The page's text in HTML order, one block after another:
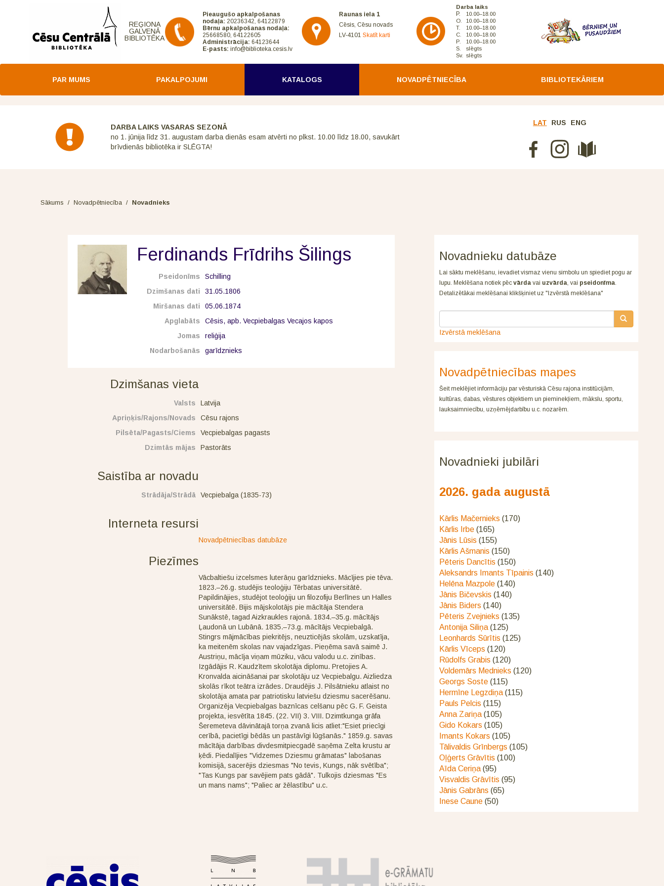
REĢIONA
GALVENĀ
BIBLIOTĒKA
Pieaugušo apkalpošanas
nodaļa: 20236342, 64122879
Bērnu apkalpošanas nodaļa:
25668580, 64122605
Administrācija: 64123644
E-pasts: info@biblioteka.cesis.lv
Raunas iela 1
Cēsis, Cēsu novads
LV-4101 Skatīt karti
Darba laiks
P.
10.00–18.00
O.
10.00–18.00
T.
10.00–18.00
C.
10.00–18.00
P.
10.00–18.00
S.
slēgts
Sv. slēgts
PAR MUMS PAKALPOJUMI KATALOGS NOVADPĒTNIECĪBA BIBLIOTEKĀRIEM
DARBA LAIKS VASARAS SEZONĀ
no 1. jūnija līdz 31. augustam darba dienās esam atvērti no plkst. 10.00 līdz 18.00, savukārt
brīvdienās bibliotēka ir SLĒGTA!
LAT RUS ENG
Novadnieku datubāze
Lai sāktu meklēšanu, ievadiet vismaz vienu simbolu un spiediet pogu ar
lupu. Meklēšana notiek pēc vārdavai uzvārda, vai pseidonīma.
Detalizētākai meklēšanai klikšķiniet uz "Izvērstā meklēšana"
Izvērstā meklēšana
Novadpētniecības mapes
Šeit meklējiet informāciju par vēsturiskā Cēsu rajona institūcijām,
kultūras, dabas, vēstures objektiem un pieminekļiem, mākslu, sportu,
lauksaimniecību, uzņēmējdarbību u.c. nozarēm.
Novadnieki jubilāri
2026. gada augustā
Kārlis Mačernieks (170)
Kārlis Irbe(165)
Jānis Lūsis (155)
Kārlis Ašmanis (150)
Pēteris Dancītis (150)
Aleksandrs Imants Tīpainis (140)
Helēna Mazpole(140)
Jānis Bičevskis (140)
Jānis Biders (140)
Pēteris Zvejnieks (135)
Antonija Siliņa(125)
Leonhards Sūrītis (125)
Kārlis Vīceps (120)
Rūdolfs Grabis (120)
Voldemārs Mednieks (120)
Georgs Soste(115)
Hermīne Legzdiņa(115)
Pauls Pelcis (115)
Anna Zariņa(105)
Gido Kokars (105)
Imants Kokars (105)
Tālivaldis Grīnbergs (105)
Oļģerts Grāvītis (100)
Aīda Ceriņa(95)
Visvaldis Grāvītis (95)
Jānis Gabrāns (65)
Inese Caune(50)
Sākums / Novadpētniecība / Novadnieks
Ferdinands Frīdrihs Šilings
Pseidonīms
Schilling
Dzimšanas dati
31.05.1806
Miršanas dati
05.06.1874
Apglabāts
Cēsis, apb. Vecpiebalgas Vecajos kapos
Jomas
reliģija
Nodarbošanās
garīdznieks
Dzimšanas vieta
Valsts
Latvija
Apriņķis/Rajons/Novads
Cēsu rajons
Pilsēta/Pagasts/Ciems
Vecpiebalgas pagasts
Dzimtās mājas
Pastorāts
Saistība ar novadu
Strādāja/Strādā Vecpiebalga (1835-73)
Interneta resursi
Novadpētniecības datubāze
Piezīmes
Vācbaltiešu izcelsmes luterāņu garīdznieks. Mācījies pie tēva.
1823.–26.g. studējis teoloģiju Tērbatas universitātē.
Papildinājies, studējot teoloģiju un filozofiju Berlīnes un Halles
universitātē. Bijis mājskolotājs pie mācītāja Stendera
Sunākstē, tagad Aizkraukles rajonā. 1834.–35.g. mācītājs
Ļaudonā un Lubānā. 1835.–73.g. mācītājs Vecpiebalgā.
Stingrs mājmācības piekritējs, neuzticējās skolām, uzskatīja,
ka meitenēm skolas nav vajadzīgas. Pieņēma savā saimē J.
Austriņu, mācīja viņam mūziku, vācu valodu u.c. zinības.
Izgādājis R. Kaudzītem skolotāja diplomu. Pretojies A.
Kronvalda aicināšanai par skolotāju uz Vecpiebalgu. Aizliedza
skolās rīkot teātra izrādes. Draudējis J. Pilsātnieku atlaist no
skolotāja amata par patriotisku latviešu dziesmu sacerēšanu.
Organizēja Vecpiebalgas baznīcas celšanu pēc G. F. Geista
projekta, iesvētīta 1845. (22. VII) 3. VIII. Dzimtkunga grāfa
Šeremeteva dāvinātajā torņa zvanā licis atliet:"Esiet priecīgi
cerībā, pacietīgi bēdās un pastāvīgi lūgšanās." 1859.g. savas
mācītāja darbības divdesmitpiecgadē saņēma Zelta krustu ar
ķēdi. Piedalījies "Vidzemes Dziesmu grāmatas" labošanas
komisijā, sacerējis dziesmas "No tevis, Kungs, nāk svētība";
"Tas Kungs par savējiem pats gādā". Tulkojis dziesmas "Es
un mans nams"; "Paliec ar žēlastību" u.c.